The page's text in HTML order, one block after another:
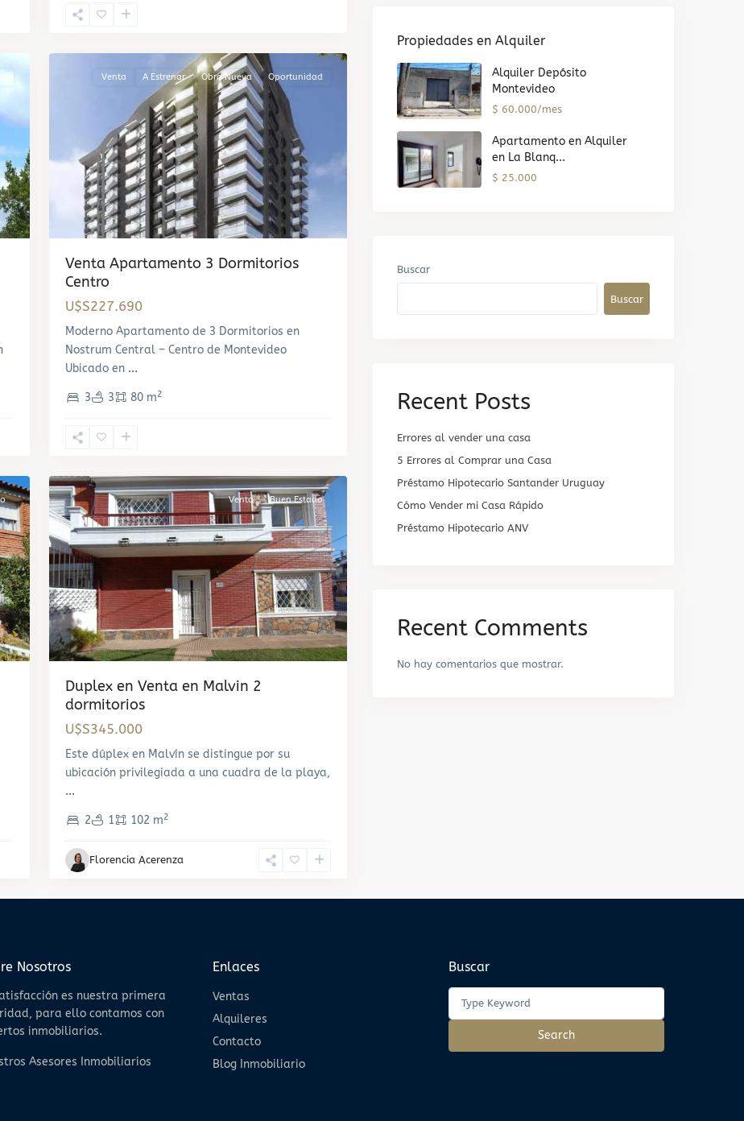
Centro,
Venta A Estrenar Obra Nueva Oportunidad
Venta Apartamento 3 Dormitorios
Centro
U$S227.690
Moderno Apartamento de 3 Dormitorios en
Nostrum Central – Centro de Montevideo
Ubicado en ...
3 3 80 m2
Malvin,
Venta Buen Estado
Duplex en Venta en Malvin 2
dormitorios
U$S345.000
Este dúplex en Malvín se distingue por su
ubicación privilegiada a una cuadra de la playa,
...
2 1 102 m2
Florencia Acerenza
Propiedades en Alquiler
Alquiler Depósito
Montevideo
$ 60.000/mes
Apartamento en Alquiler
en La Blanq...
$ 25.000
Buscar
Buscar
Recent Posts
Errores al vender una casa
5 Errores al Comprar una Casa
Préstamo Hipotecario Santander Uruguay
Cómo Vender mi Casa Rápido
Préstamo Hipotecario ANV
Recent Comments
No hay comentarios que mostrar.
Nosotros
es nuestra primera
para ello contamos con
inmobiliarios.
Asesores Inmobiliarios
Enlaces
Ventas
Alquileres
Contacto
Blog Inmobiliario
Buscar
for:
Search